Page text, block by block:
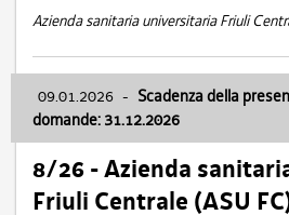
Azienda sanitaria universitaria Friuli
09.01.2026 - Scadenza della
domande: 31.12.2026
8/26 - Azienda
Friuli Centrale (ASU